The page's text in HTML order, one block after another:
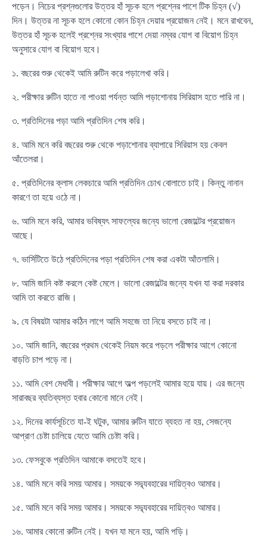
পড়েন। নিচের প্রশ্নগুলোর উত্তর হাঁ সূচক হলে প্রশ্নের পাশে টিক চিহ্ন (√)
দিন। উত্তর না সূচক হলে কোনো কোন চিহ্ন দেয়ার প্রয়োজন নেই। মনে রাখবেন,
উত্তর হাঁ সূচক হলেই প্রশ্নের সংখ্যার পাশে দেয়া নম্বর যোগ বা বিয়োগ চিহ্ন
অনুসারে যোগ বা বিয়োগ হবে।
১. বছরের শুরু থেকেই আমি রুটিন করে পড়ালেখা করি।
২. পরীক্ষার রুটিন হাতে না পাওয়া পর্যন্ত আমি পড়াশোনায় সিরিয়াস হতে পারি না।
৩. প্রতিদিনের পড়া আমি প্রতিদিন শেষ করি।
৪. আমি মনে করি বছরের শুরু থেকে পড়াশোনার ব্যাপারে সিরিয়াস হয় কেবল
আঁতেলরা।
৫. প্রতিদিনের ক্লাস লেকচারে আমি প্রতিদিন চোখ বোলাতে চাই। কিন্তু নানান
কারণে তা হয়ে ওঠে না।
৬. আমি মনে করি, আমার ভবিষ্যৎ সাফল্যের জন্যে ভালো রেজাল্টের প্রয়োজন
আছে।
৭. ভার্সিটিতে উঠে প্রতিদিনের পড়া প্রতিদিন শেষ করা একটা আঁতলামি।
৮. আমি জানি কষ্ট করলে কেষ্ট মেলে। ভালো রেজাল্টের জন্যে যখন যা করা দরকার
আমি তা করতে রাজি।
৯. যে বিষয়টা আমার কঠিন লাগে আমি সহজে তা নিয়ে বসতে চাই না।
১০. আমি জানি, বছরের প্রথম থেকেই নিয়ম করে পড়লে পরীক্ষার আগে কোনো
বাড়তি চাপ পড়ে না।
১১. আমি বেশ মেধাবী। পরীক্ষার আগে অল্প পড়লেই আমার হয়ে যায়। এর জন্যে
সারাবছর ব্যতিব্যস্ত হবার কোনো মানে নেই।
১২. দিনের কার্যসূচিতে যা-ই ঘটুক, আমার রুটিন যাতে ব্যহত না হয়, সেজন্যে
আপ্রাণ চেষ্টা চালিয়ে যেতে আমি চেষ্টা করি।
১৩. ফেসবুকে প্রতিদিন আমাকে বসতেই হবে।
১৪. আমি মনে করি সময় আমার। সময়কে সদ্ব্যবহারের দায়িত্বও আমার।
১৫. আমি মনে করি সময় আমার। সময়কে সদ্ব্যবহারের দায়িত্বও আমার।
১৬. আমার কোনো রুটিন নেই। যখন যা মনে হয়, আমি পড়ি।